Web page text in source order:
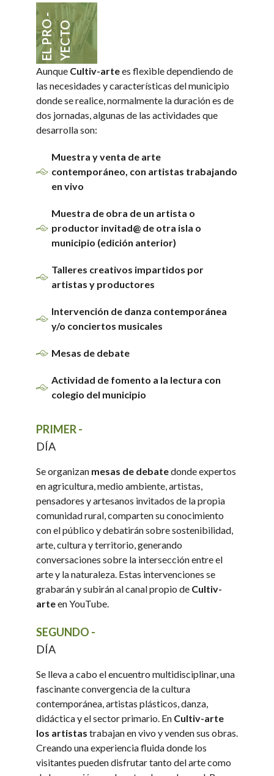
EL PRO -YECTO
Aunque Cultiv-artees flexible dependiendo de
las necesidades y características del municipio
donde se realice, normalmente la duración es de
dos jornadas, algunas de las actividades que
desarrolla son:
Muestra y venta de arte
contemporáneo, con artistas trabajando
en vivo
Muestra de obra de un artista o
productor invitad@ de otra isla o
municipio (edición anterior)
Talleres creativos impartidos por
artistas y productores
Intervención de danza contemporánea
y/o conciertos musicales
Mesas de debate
Actividad de fomento a la lectura con
colegio del municipio
PRIMER -
DÍA
Se organizan mesas de debatedonde expertos
en agricultura, medio ambiente, artistas,
pensadores y artesanos invitados de la propia
comunidad rural, comparten su conocimiento
con el público y debatirán sobre sostenibilidad,
arte, cultura y territorio, generando
conversaciones sobre la intersección entre el
arte y la naturaleza. Estas intervenciones se
grabarán y subirán al canal propio de Cultiv-
arteen YouTube.
SEGUNDO -
DÍA
Se lleva a cabo el encuentro multidisciplinar, una
fascinante convergencia de la cultura
contemporánea, artistas plásticos, danza,
didáctica y el sector primario. En Cultiv-arte
los artistas trabajan en vivo y venden sus obras.
Creando una experiencia fluida donde los
visitantes pueden disfrutar tanto del arte como